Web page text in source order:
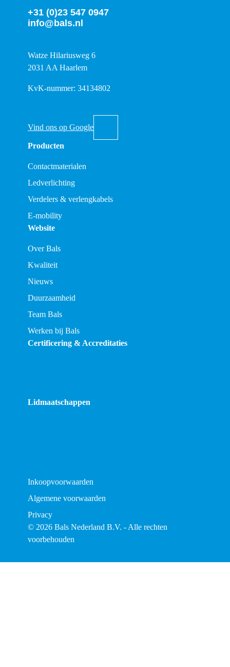
+31 (0)23 547 0947
info@bals.nl
Watze Hilariusweg 6
2031 AA Haarlem
KvK-nummer: 34134802
Vind ons op Google
Producten
Contactmaterialen
Ledverlichting
Verdelers & verlengkabels
E-mobility
Website
Over Bals
Kwaliteit
Nieuws
Duurzaamheid
Team Bals
Werken bij Bals
Certificering & Accreditaties
Lidmaatschappen
Inkoopvoorwaarden
Algemene voorwaarden
Privacy
© 2026 Bals Nederland B.V. - Alle rechten
voorbehouden